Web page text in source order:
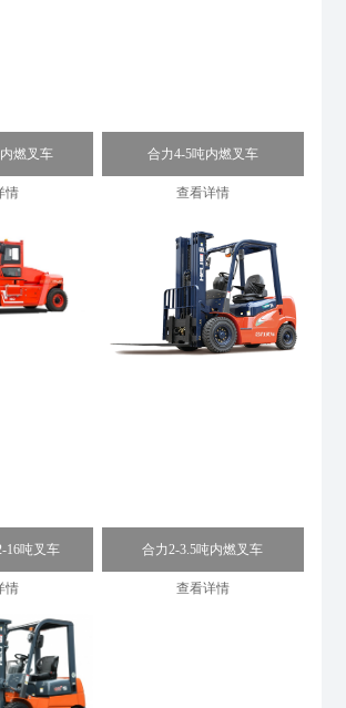
燃叉车
情
合力4-5吨内燃叉车
查看详情
16吨叉车
情
合力2-3.5吨内燃叉车
查看详情